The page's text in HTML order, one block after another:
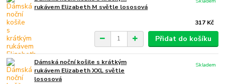
rukávem Elizabeth M světle lososová
317 Kč
Přidat do košíku
Dámská noční košile s krátkým
rukávem Elizabeth XXL světle
lososová
Skladem